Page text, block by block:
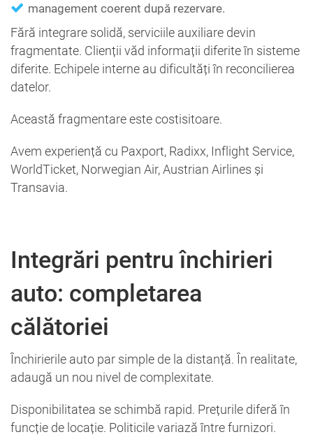
management coerent după rezervare.
Fără integrare solidă, serviciile auxiliare devin
fragmentate. Clienții văd informații diferite în sisteme
diferite. Echipele interne au dificultăți în reconcilierea
datelor.
Această fragmentare este costisitoare.
Avem experiență cu Paxport, Radixx, Inflight Service,
WorldTicket, Norwegian Air, Austrian Airlines și
Transavia.
Integrări pentru închirieri
auto: completarea
călătoriei
Închirierile auto par simple de la distanță. În realitate,
adaugă un nou nivel de complexitate.
Disponibilitatea se schimbă rapid. Prețurile diferă în
funcție de locație. Politicile variază între furnizori.